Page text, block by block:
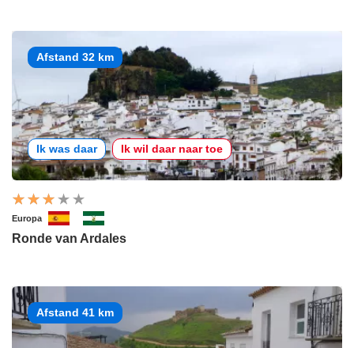
Afstand 32 km
Ik was daar Ik wil daar naar toe
Europa
Ronde van Ardales
Afstand 41 km